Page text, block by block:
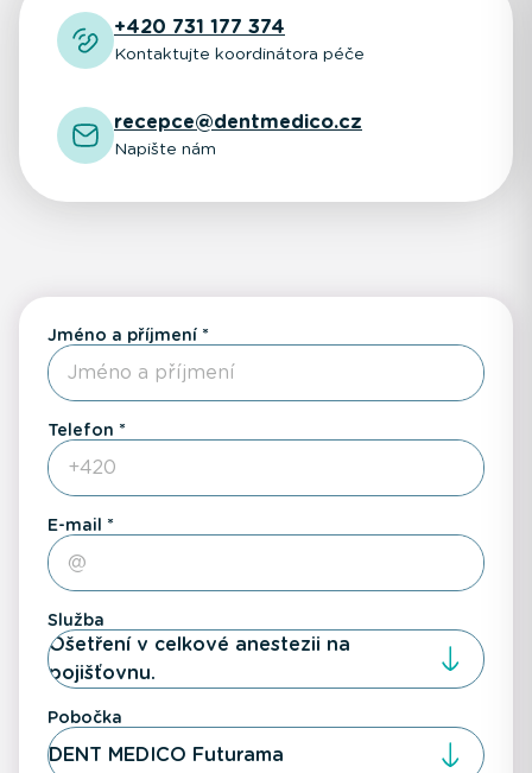
+420 731 177 374
Kontaktujte koordinátora péče
recepce@dentmedico.cz
Napište nám
Jméno a příjmení
Telefon
E-mail
Služba
Ošetření v celkové anestezii na
pojišťovnu.
Pobočka
DENT MEDICO Futurama